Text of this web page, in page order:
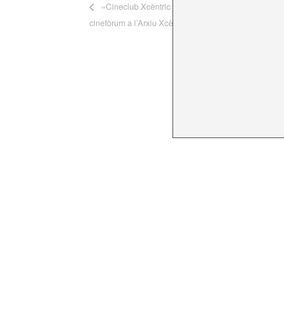
«Cineclub Xcèntric 2024-2025» Sessions
cinefòrum a l’Arxiu Xcèntric